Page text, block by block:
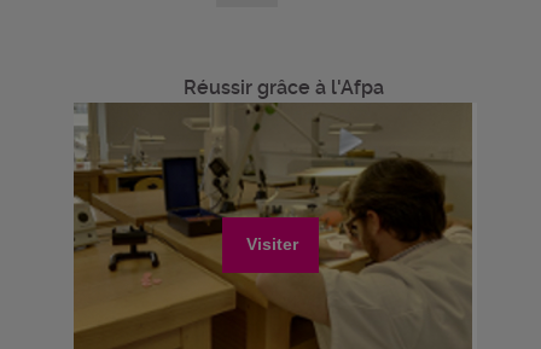
Réussir grâce à l'Afpa
Visiter